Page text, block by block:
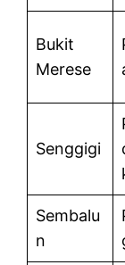
Bukit
Merese
Senggigi
Sembalu
n